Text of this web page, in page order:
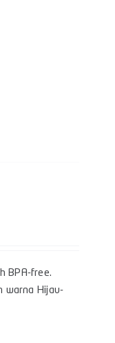
BPA-free.
warna Hijau-